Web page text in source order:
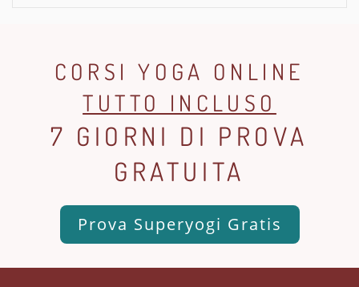
CORSI YOGA ONLINE
TUTTO INCLUSO
7 GIORNI DI PROVA
GRATUITA
Prova Superyogi Gratis